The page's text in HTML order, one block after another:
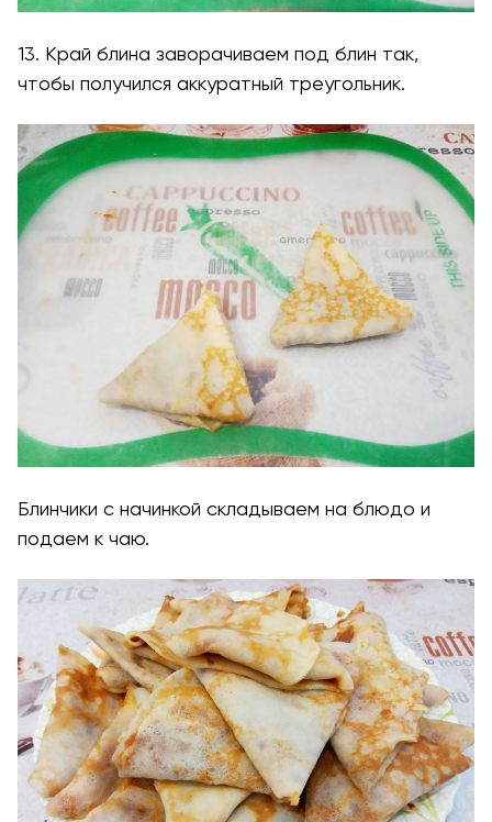
13. Край блина заворачиваем под блин так,
чтобы получился аккуратный треугольник.
Блинчики с начинкой складываем на блюдо и
подаем к чаю.